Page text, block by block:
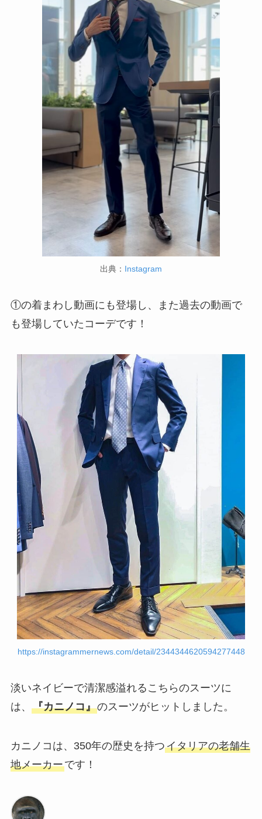
出典： Instagram
①の着まわし動画にも登場し、また過去の動画で
も登場していたコーデです！
https://instagrammernews.com/detail/2344344620594277448
淡いネイビーで清潔感溢れるこちらのスーツに
は、 『カニノコ』のスーツがヒットしました。
カニノコは、350年の歴史を持つイタリアの老舗生
地メーカーです！